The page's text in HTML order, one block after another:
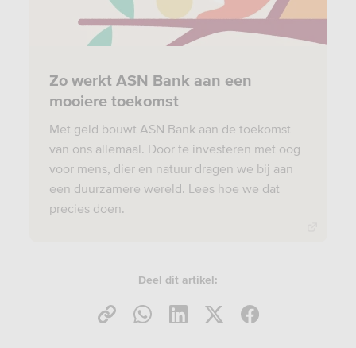
Zo werkt ASN Bank aan een
mooiere toekomst
Met geld bouwt ASN Bank aan de toekomst
van ons allemaal. Door te investeren met oog
voor mens, dier en natuur dragen we bij aan
een duurzamere wereld. Lees hoe we dat
precies doen.
Deel dit artikel: